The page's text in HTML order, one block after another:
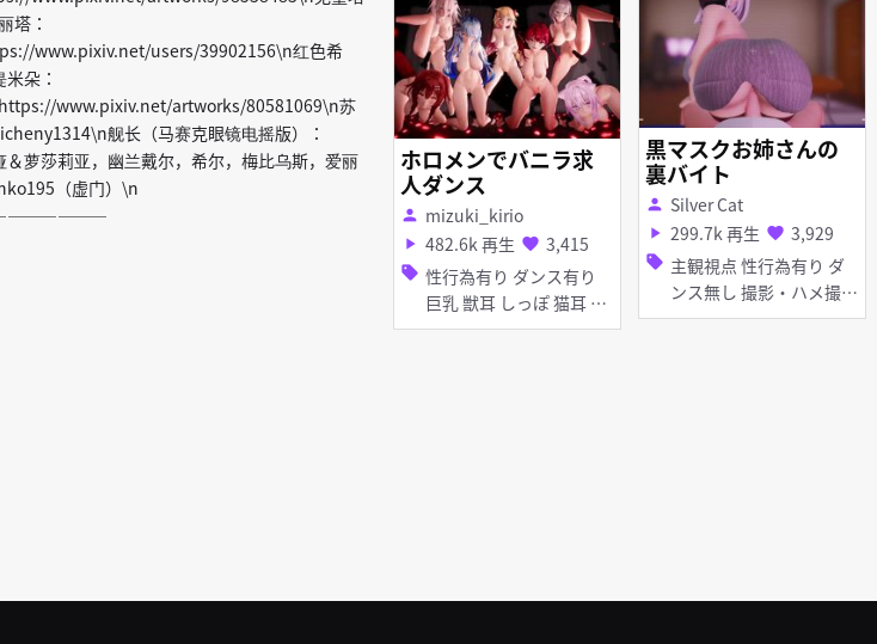
塔：
www.pixiv.net/users/39902156\n红色希
朵：
www.pixiv.net/artworks/80581069\n苏
舰长（马赛克眼镜电摇版）：
莎莉亚，幽兰戴尔，希尔，梅比乌斯，爱丽
（虚门）\n
ホロメンでバニラ求
人ダンス
person mizuki_kirio
play_arrow 482.6k 再生 favorite 3,415
sell 性行為有り ダンス有り
巨乳 獣耳 しっぽ 猫耳 ア
ヘ顔 拘束 紳士ハンド 素
黒マスクお姉さんの
裏バイト
person Silver Cat
play_arrow 299.7k 再生 favorite 3,929
sell 主観視点 性行為有り ダ
ンス無し 撮影・ハメ撮り
淫乱 巨乳 女性上位 ホロ